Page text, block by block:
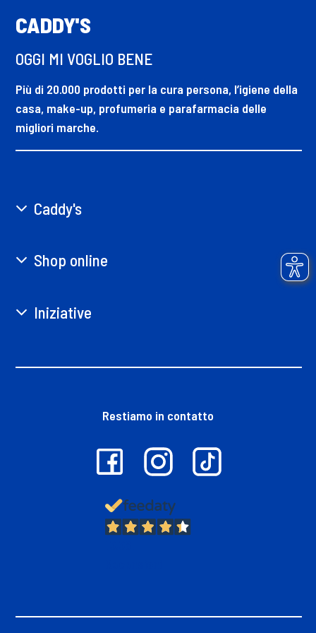
CADDY'S
OGGI MI VOGLIO BENE
Più di 20.000 prodotti per la cura persona, l’igiene della
casa, make-up, profumeria e parafarmacia delle
migliori marche.
Caddy's
Shop online
Iniziative
Restiamo in contatto